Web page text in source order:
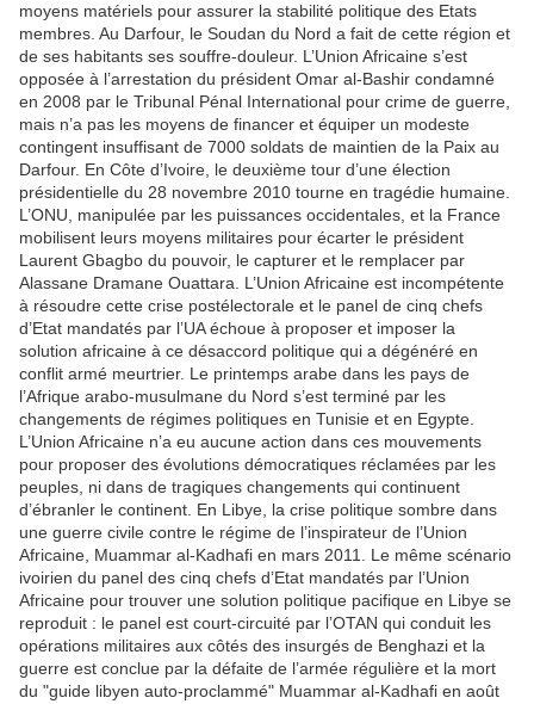
moyens matériels pour assurer la stabilité politique des Etats
membres. Au Darfour, le Soudan du Nord a fait de cette région et
de ses habitants ses souffre-douleur. L’Union Africaine s’est
opposée à l’arrestation du président Omar al-Bashir condamné
en 2008 par le Tribunal Pénal International pour crime de guerre,
mais n’a pas les moyens de financer et équiper un modeste
contingent insuffisant de 7000 soldats de maintien de la Paix au
Darfour. En Côte d’Ivoire, le deuxième tour d’une élection
présidentielle du 28 novembre 2010 tourne en tragédie humaine.
L’ONU, manipulée par les puissances occidentales, et la France
mobilisent leurs moyens militaires pour écarter le président
Laurent Gbagbo du pouvoir, le capturer et le remplacer par
Alassane Dramane Ouattara. L’Union Africaine est incompétente
à résoudre cette crise postélectorale et le panel de cinq chefs
d’Etat mandatés par l’UA échoue à proposer et imposer la
solution africaine à ce désaccord politique qui a dégénéré en
conflit armé meurtrier. Le printemps arabe dans les pays de
l’Afrique arabo-musulmane du Nord s’est terminé par les
changements de régimes politiques en Tunisie et en Egypte.
L’Union Africaine n’a eu aucune action dans ces mouvements
pour proposer des évolutions démocratiques réclamées par les
peuples, ni dans de tragiques changements qui continuent
d’ébranler le continent. En Libye, la crise politique sombre dans
une guerre civile contre le régime de l’inspirateur de l’Union
Africaine, Muammar al-Kadhafi en mars 2011. Le même scénario
ivoirien du panel des cinq chefs d’Etat mandatés par l’Union
Africaine pour trouver une solution politique pacifique en Libye se
reproduit : le panel est court-circuité par l’OTAN qui conduit les
opérations militaires aux côtés des insurgés de Benghazi et la
guerre est conclue par la défaite de l’armée régulière et la mort
du "guide libyen auto-proclammé" Muammar al-Kadhafi en août